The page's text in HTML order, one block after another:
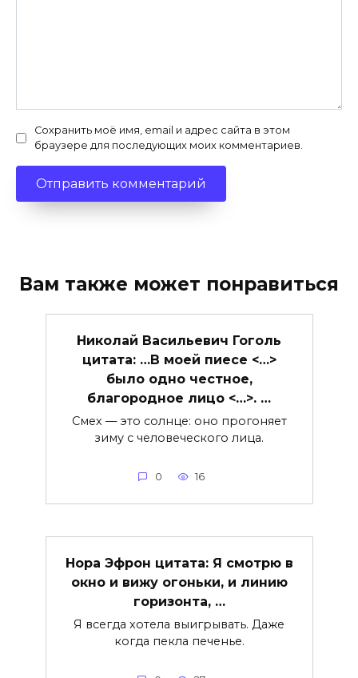
Сохранить моё имя, email и адрес сайта в этом
браузере для последующих моих комментариев.
Вам также может понравиться
Николай Васильевич Гоголь
цитата: …В моей пиесе <…>
было одно честное,
благородное лицо <…>. …
Смех — это солнце: оно прогоняет
зиму с человеческого лица.
0 16
Нора Эфрон цитата: Я смотрю в
окно и вижу огоньки, и линию
горизонта, …
Я всегда хотела выигрывать. Даже
когда пекла печенье.